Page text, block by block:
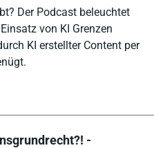
Der Podcast beleuchtet
von KI Grenzen
KI erstellter Content per
-